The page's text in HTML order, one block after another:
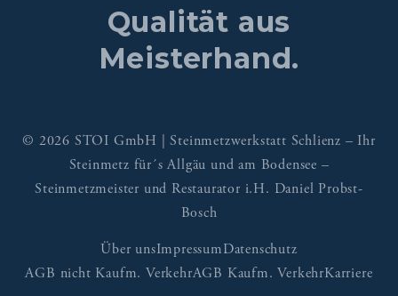
Qualität aus
Meisterhand.
© 2026 STOI GmbH | Steinmetzwerkstatt Schlienz – Ihr
Steinmetz für´s Allgäu und am Bodensee –
Steinmetzmeister und Restaurator i.H. Daniel Probst-
Bosch
Über unsImpressumDatenschutz
AGB nicht Kaufm. VerkehrAGB Kaufm. VerkehrKarriere